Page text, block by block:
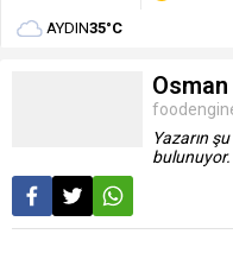
AYDIN35°C
Osman
Yazarın
bulunuyor.